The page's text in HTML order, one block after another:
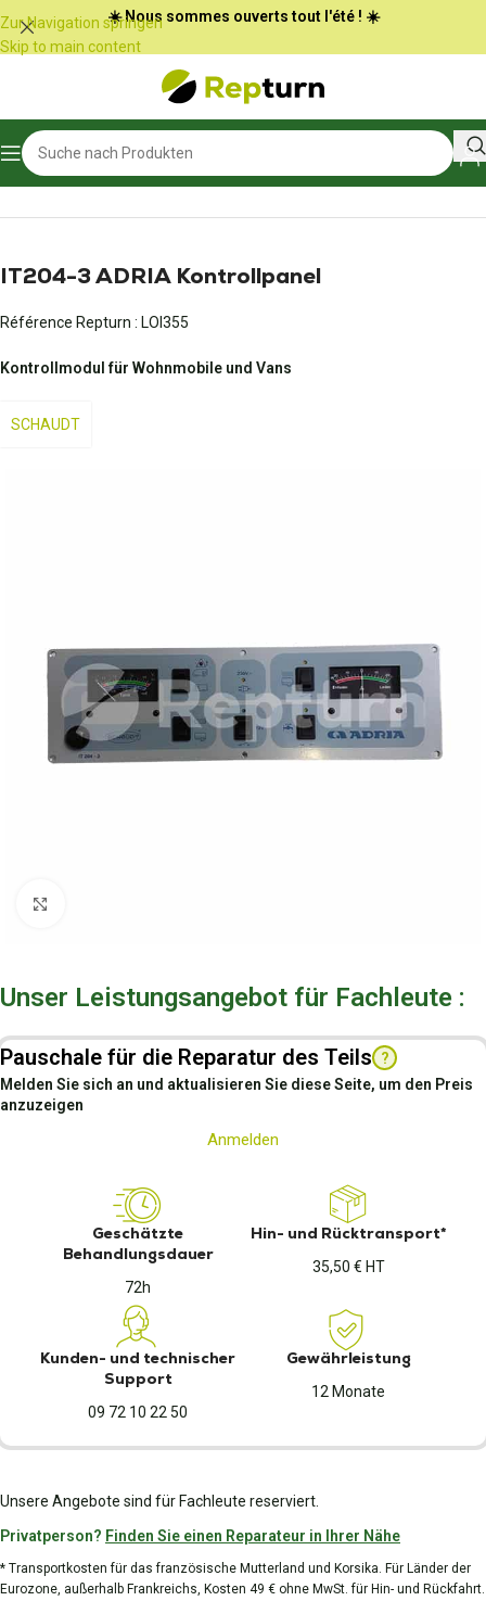
Cookie-Einstellungen
Zur Navigation springen
Skip to main content
☀️ Nous sommes ouverts tout l'été ! ☀️
Start/Wohnmobile und Vans
IT204-3 ADRIA Kontrollpanel
Référence Repturn : LOI355
Kontrollmodul für Wohnmobile und Vans
SCHAUDT
Unser Leistungsangebot für Fachleute :
Pauschale für die Reparatur des Teils ?
Melden Sie sich an und aktualisieren Sie diese Seite, um den Preis
anzuzeigen
Anmelden
Geschätzte
Behandlungsdauer
72h
Hin- und Rücktransport*
35,50 € HT
Kunden- und technischer
Support
09 72 10 22 50
Gewährleistung
12 Monate
Unsere Angebote sind für Fachleute reserviert.
Privatperson? Finden Sie einen Reparateur in Ihrer Nähe
* Transportkosten für das französische Mutterland und Korsika. Für Länder der
Eurozone, außerhalb Frankreichs, Kosten 49 € ohne MwSt. für Hin- und Rückfahrt.